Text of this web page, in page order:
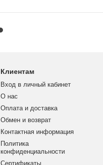
Клиентам
Вход в личный кабинет
О нас
Оплата и доставка
Обмен и возврат
Контактная информация
Политика
конфиденциальности
Сертификаты